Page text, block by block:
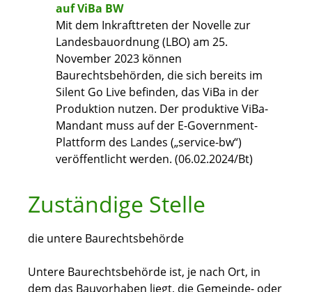
auf ViBa BW
Mit dem Inkrafttreten der Novelle zur
Landesbauordnung (LBO) am 25.
November 2023 können
Baurechtsbehörden, die sich bereits im
Silent Go Live befinden, das ViBa in der
Produktion nutzen. Der produktive ViBa-
Mandant muss auf der E-Government-
Plattform des Landes („service-bw“)
veröffentlicht werden. (06.02.2024/Bt)
Zuständige Stelle
die untere Baurechtsbehörde
Untere Baurechtsbehörde ist, je nach Ort, in
dem das Bauvorhaben liegt, die Gemeinde- oder